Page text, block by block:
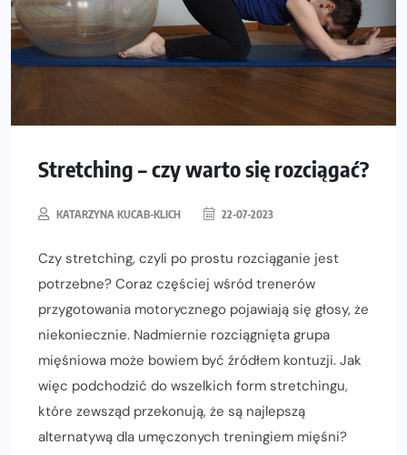
Stretching – czy warto się rozciągać?
KATARZYNA KUCAB-KLICH 22-07-2023
Czy stretching, czyli po prostu rozciąganie jest
potrzebne? Coraz częściej wśród trenerów
przygotowania motorycznego pojawiają się głosy, że
niekoniecznie. Nadmiernie rozciągnięta grupa
mięśniowa może bowiem być źródłem kontuzji. Jak
więc podchodzić do wszelkich form stretchingu,
które zewsząd przekonują, że są najlepszą
alternatywą dla umęczonych treningiem mięśni?